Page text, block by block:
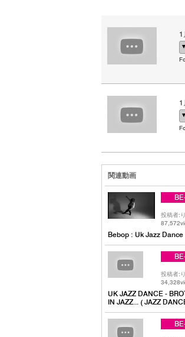
1
▼
1
▼
関連動画
投稿者:
Bebop : Uk Jazz Dance
投稿者:
UK JAZZ DANCE -
IN JAZZ... ( JAZZ